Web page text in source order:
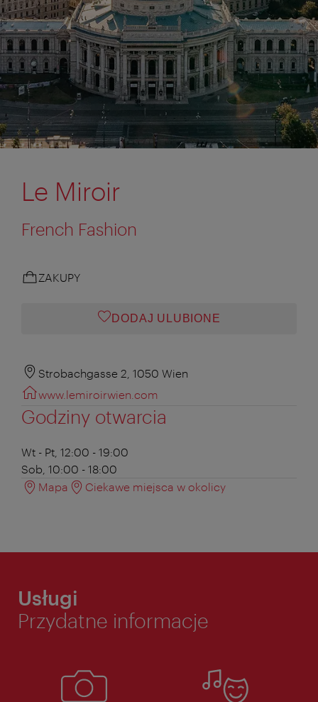
Le Miroir
French Fashion
ZAKUPY
DODAJ ULUBIONE
Strobachgasse 2, 1050 Wien
www.lemiroirwien.com
Godziny otwarcia
Wt - Pt, 12:00 - 19:00
Sob, 10:00 - 18:00
Mapa
Ciekawe miejsca w okolicy
Usługi
Przydatne informacje